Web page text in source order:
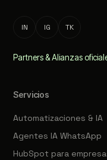
IN IG TK
Partners & Alianzas
Servicios
Automatizaciones & IA
Agentes IA WhatsApp
HubSpot para